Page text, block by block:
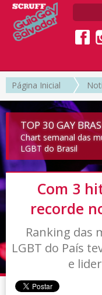
Página Inicial
TOP 30 GAY
Chart semanal das
LGBT do Brasil
Com 3
recorde
Ranking das
LGBT do País
e